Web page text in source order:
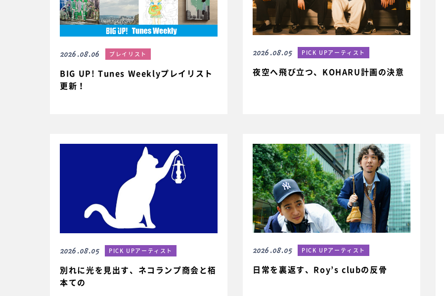
2026.08.06 プレイリスト
BIG UP! Tunes Weeklyプレイリスト
更新！
2026.08.05 PICK UPアーティスト
夜空へ飛び立つ、KOHARU計画の決意
2026.08.05 PICK UPアーティスト
別れに光を見出す、ネコランプ商会と栢
本ての
2026.08.05 PICK UPアーティスト
日常を裏返す、Roy’s clubの反骨